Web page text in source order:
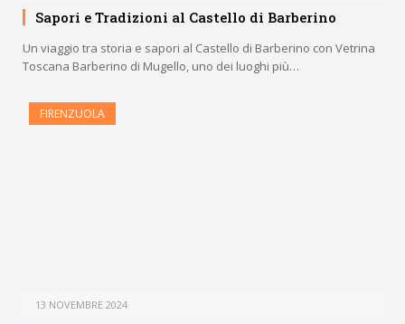
Sapori e Tradizioni al Castello di Barberino
Un viaggio tra storia e sapori al Castello di Barberino con Vetrina
Toscana Barberino di Mugello, uno dei luoghi più…
FIRENZUOLA
13 NOVEMBRE 2024